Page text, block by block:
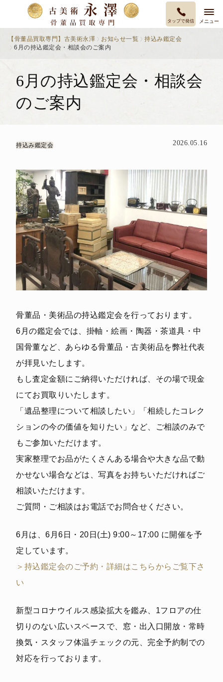
タップで発信 メニュー
【骨董品買取専門】古美術永澤 お知らせ一覧
持込み鑑定会
6月の持込鑑定会・相談会のご案内
6月の持込鑑定会・相談会
のご案内
持込み鑑定会 2026.05.16
骨董品・美術品の持込鑑定会を行っております。
6月の鑑定会では、掛軸・絵画・陶器・茶道具・中
国骨董など、あらゆる骨董品・古美術品を弊社代表
が拝見いたします。
もし査定金額にご納得いただければ、その場で現金
にてお買取りいたします。
「遺品整理について相談したい」「相続したコレク
ションの今の価値を知りたい」など、ご相談のみで
もご参加いただけます。
実家整理でお品がたくさんある場合や大きな品で動
かせない場合などは、写真をお持ちいただければご
相談いただけます。
ご質問・ご相談はお電話でお問合せください。
6月は、6月6日・20日(土) 9:00～17:00 に開催を予
定しています。
＞持込鑑定会のご予約・詳細はこちらからご覧下さ
い
新型コロナウイルス感染拡大を鑑み、1フロアの仕
切りのない広いスペースで、窓・出入口開放・常時
換気・スタッフ体温チェックの元、完全予約制での
対応を行っております。